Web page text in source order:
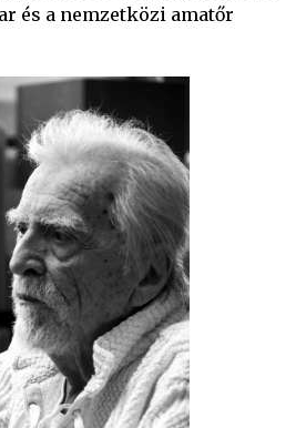
és a nemzetközi amatőr